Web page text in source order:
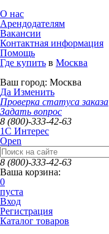
О нас
Арендодателям
Вакансии
Контактная информация
Помощь
Где купить в Москва
Ваш город: Москва
Да Изменить
Проверка статуса заказа
Задать вопрос
8 (800)-333-42-63
1C Интерес
Open
8 (800)-333-42-63
Ваша корзина:
0
пуста
Вход
Регистрация
Каталог товаров